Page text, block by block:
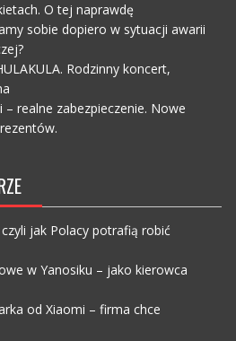
O tej naprawdę
sobie dopiero w sytuacji awarii
Rodzinny koncert,
realne zabezpieczenie. Nowe
jak Polacy potrafią robić
w Yanosiku – jako kierowca
od Xiaomi – firma chce